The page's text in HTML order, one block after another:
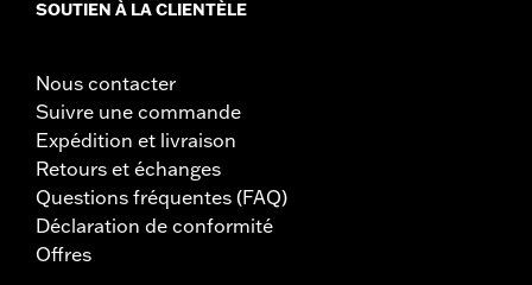
SOUTIEN À LA CLIENTÈLE
Nous contacter
Suivre une commande
Expédition et livraison
Retours et échanges
Questions fréquentes (FAQ)
Déclaration de conformité
Offres